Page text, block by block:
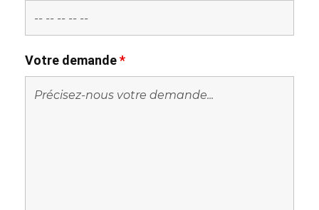
Votre demande*